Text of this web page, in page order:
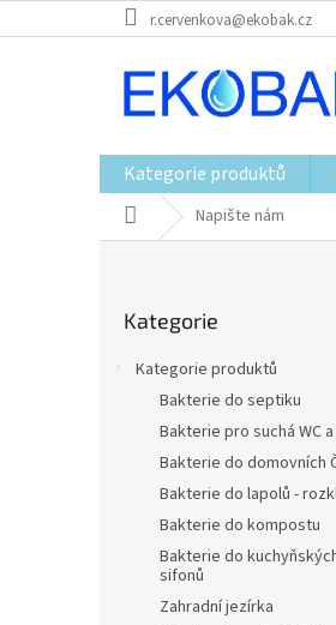
na
r.cervenkova@ekobak.cz
Kategorie produktů
Domů Napište nám
kategorie
Kategorie
Kategorie produktů
Bakterie do septiku
Bakterie pro suchá WC
Bakterie do domovních
Bakterie do lapolů -
Bakterie do kompostu
Bakterie do
sifonů
Zahradní jezírka